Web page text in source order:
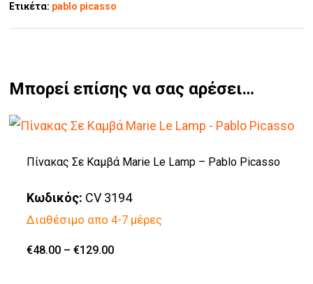
Ετικέτα: pablo picasso
Μπορεί επίσης να σας αρέσει…
Πίνακας Σε Καμβά Marie Le Lamp – Pablo Picasso
Κωδικός: CV 3194
Διαθέσιμο απο 4-7 μέρες
€48.00 – €129.00Price
Αυτό